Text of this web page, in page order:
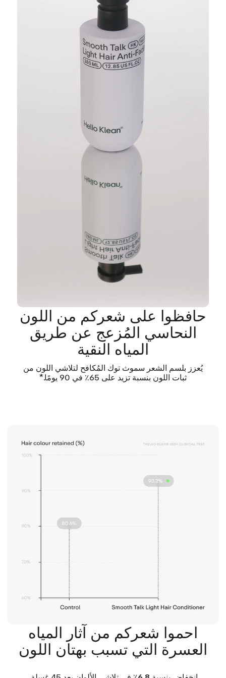
Aka102، زيت فاكهة البرغموت، مستخلص أناستاتيكا
هيروشونتيكا، بروتين Glycine Soja (فول الصويا)، مستخلص
Ganoderma Atrum (فطر)، بروتين القمح المهدرج
Laurdimonium Hydroxypropyl، هيالورونات الصوديوم،
بروتين الأرز المهدرج، Lactobacillus Ferment،
Superoxide Dismutase، جلايسين، سيرين، حمض
حمض الستريك، سيترات الصوديوم، سوربات البوتاسيوم،
FD&C Blue No. 1 (CI 42051)، CI 16255.
حافظوا على شعركم من اللون
النحاسي المُزعج عن طريق
المياه النقية
يُعزز بلسم الشعر سموث توك المُكافح لتلاشي اللون من
ثبات اللون بنسبة تزيد على 65٪ في 90 يومًا.*
احموا شعركم من آثار المياه
العسرة التي تسبب بهتان اللون